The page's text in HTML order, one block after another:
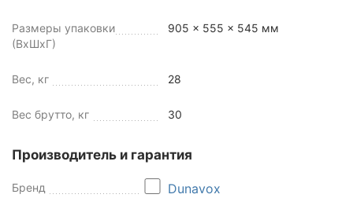
Размеры упаковки
(ВхШхГ)
905 x 555 x 545 мм
Вес, кг 28
Вес брутто, кг 30
Производитель и гарантия
Бренд Dunavox